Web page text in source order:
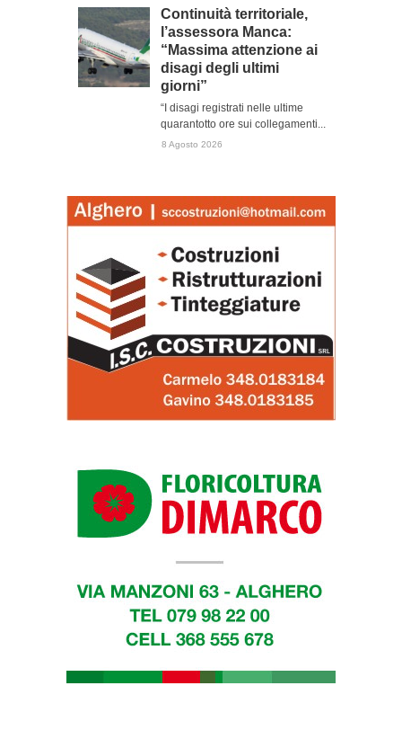
Continuità territoriale,
l’assessora Manca:
“Massima attenzione ai
disagi degli ultimi
giorni”
“I disagi registrati nelle ultime
quarantotto ore sui collegamenti...
8 Agosto 2026